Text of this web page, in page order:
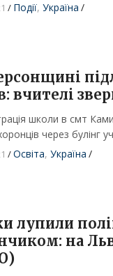
/ Події, Україна /
вчителі
школи в смт
через булінг
/Освіта, Україна /
лупили
на